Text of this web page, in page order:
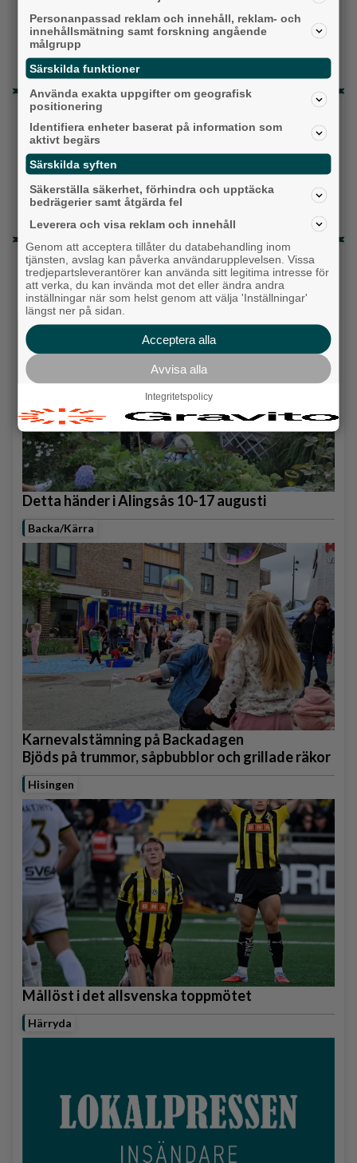
Liberalerna
Vet ej
Milstolpen: Ny tunnel är på plats under
järnvägen
Detta händer i Alingsås 3–10 augusti
Då börjar tågen rulla igen: ”Vi ligger bra i fas”
Senaste artiklarna
Alingsås
Detta händer i Alingsås 10-17 augusti
Backa/Kärra
Karnevalstämning på Backadagen
Bjöds på trummor, såpbubblor och grillade räkor
Hisingen
Mållöst i det allsvenska toppmötet
Härryda
Personanpassad reklam och innehåll, reklam- och
innehållsmätning samt forskning angående
målgrupp
Särskilda funktioner
Använda exakta uppgifter om geografisk
positionering
Identifiera enheter baserat på information som
aktivt begärs
Särskilda syften
Säkerställa säkerhet, förhindra och upptäcka
bedrägerier samt åtgärda fel
Leverera och visa reklam och innehåll
Genom att acceptera tillåter du databehandling inom
tjänsten, avslag kan påverka användarupplevelsen. Vissa
tredjepartsleverantörer kan använda sitt legitima intresse för
att verka, du kan invända mot det eller ändra andra
inställningar när som helst genom att välja 'Inställningar'
längst ner på sidan.
Acceptera alla
Avvisa alla
Integritetspolicy